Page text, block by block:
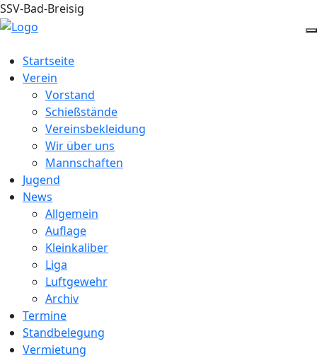
SSV-Bad-Breisig
Startseite
Verein
Vorstand
Schießstände
Vereinsbekleidung
Wir über uns
Mannschaften
Jugend
News
Allgemein
Auflage
Kleinkaliber
Liga
Luftgewehr
Archiv
Termine
Standbelegung
Vermietung